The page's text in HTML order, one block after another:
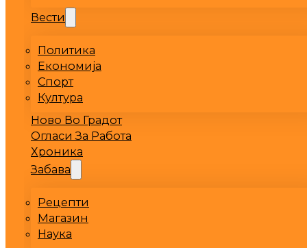
Вести
Политика
Економија
Спорт
Култура
Ново Во Градот
Огласи За Работа
Хроника
Забава
Рецепти
Магазин
Наука